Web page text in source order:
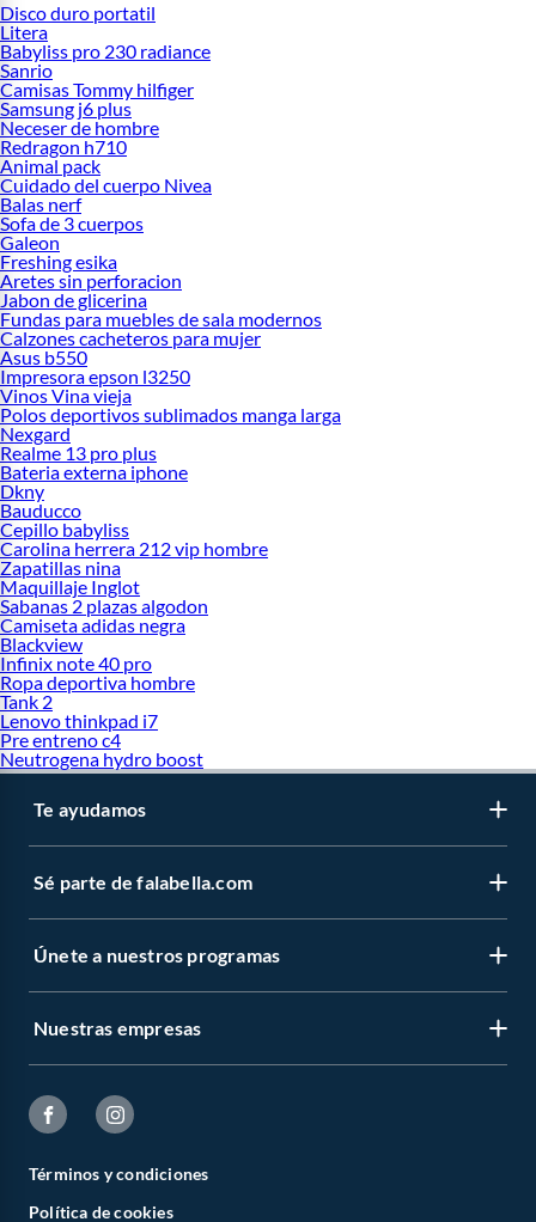
Disco duro portatil
Litera
Babyliss pro 230 radiance
Sanrio
Camisas Tommy hilfiger
Samsung j6 plus
Neceser de hombre
Redragon h710
Animal pack
Cuidado del cuerpo Nivea
Balas nerf
Sofa de 3 cuerpos
Galeon
Freshing esika
Aretes sin perforacion
Jabon de glicerina
Fundas para muebles de sala modernos
Calzones cacheteros para mujer
Asus b550
Impresora epson l3250
Vinos Vina vieja
Polos deportivos sublimados manga larga
Nexgard
Realme 13 pro plus
Bateria externa iphone
Dkny
Bauducco
Cepillo babyliss
Carolina herrera 212 vip hombre
Zapatillas nina
Maquillaje Inglot
Sabanas 2 plazas algodon
Camiseta adidas negra
Blackview
Infinix note 40 pro
Ropa deportiva hombre
Tank 2
Lenovo thinkpad i7
Pre entreno c4
Neutrogena hydro boost
Te ayudamos
Sé parte de falabella.com
Únete a nuestros programas
Nuestras empresas
Términos y condiciones
Política de cookies